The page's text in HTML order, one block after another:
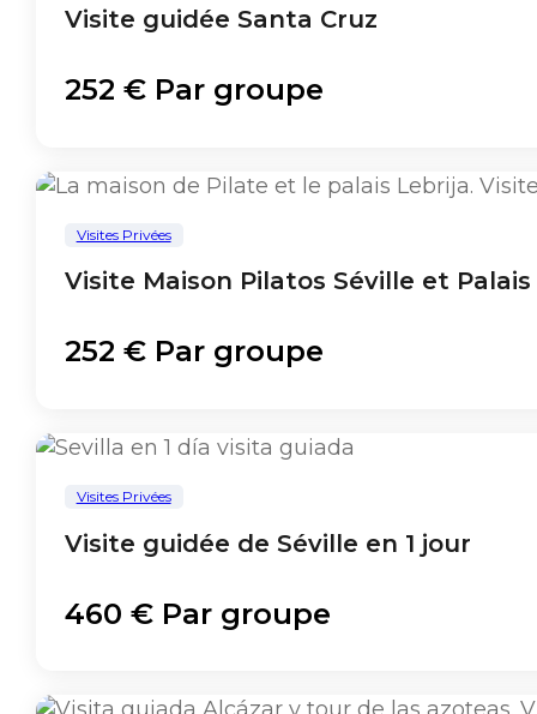
Visite guidée Santa Cruz
252 € Par groupe
Visites Privées
Visite Maison Pilatos Séville et
252 € Par groupe
Visites Privées
Visite guidée de Séville en 1 jour
460 € Par groupe